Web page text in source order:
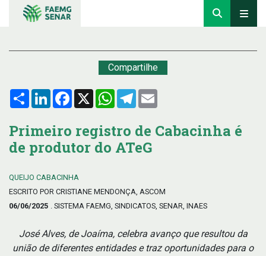
Compartilhe
Compartilhar
LinkedInFacebook
X WhatsApp
Telegram
Primeiro registro de Cabacinha é
de produtor do ATeG
QUEIJO CABACINHA
ESCRITO POR CRISTIANE MENDONÇA, ASCOM
06/06/2025 . SISTEMA FAEMG, SINDICATOS, SENAR, INAES
José Alves, de Joaíma, celebra avanço que resultou da
união de diferentes entidades e traz oportunidades para o